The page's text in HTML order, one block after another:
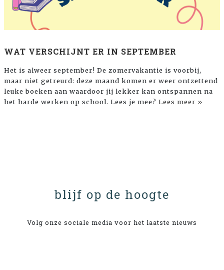
WAT VERSCHIJNT ER IN SEPTEMBER
Het is alweer september! De zomervakantie is voorbij,
maar niet getreurd: deze maand komen er weer ontzettend
leuke boeken aan waardoor jij lekker kan ontspannen na
het harde werken op school. Lees je mee? Lees meer »
blijf op de hoogte
Volg onze sociale media voor het laatste nieuws